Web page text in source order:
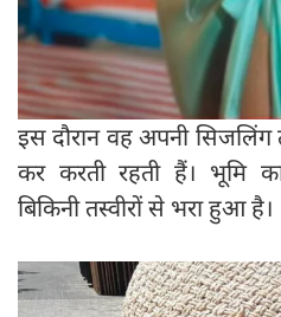
इस दौरान वह अपनी
कर करती रहती हैं। भूमि
बिकिनी तस्वीरों से भरा हुआ है।